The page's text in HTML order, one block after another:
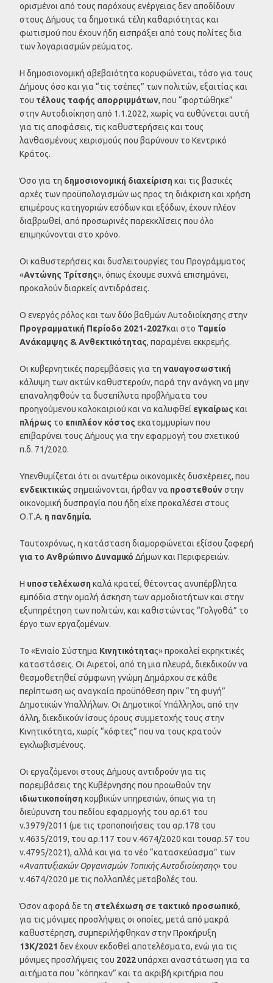
ορισμένοι από τους παρόχους ενέργειας δεν αποδίδουν
στους Δήμους τα δημοτικά τέλη καθαριότητας και
φωτισμού που έχουν ήδη εισπράξει από τους πολίτες δια
των λογαριασμών ρεύματος.
Η δημοσιονομική αβεβαιότητα κορυφώνεται, τόσο για τους
Δήμους όσο και για “τις τσέπες” των πολιτών, εξαιτίας και
του τέλους ταφής απορριμμάτων, που “φορτώθηκε”
στην Αυτοδιοίκηση από 1.1.2022, χωρίς να ευθύνεται αυτή
για τις αποφάσεις, τις καθυστερήσεις και τους
λανθασμένους χειρισμούς που βαρύνουν το Κεντρικό
Κράτος.
Όσο για τη δημοσιονομική διαχείριση και τις βασικές
αρχές των προϋπολογισμών ως προς τη διάκριση και χρήση
επιμέρους κατηγοριών εσόδων και εξόδων, έχουν πλέον
διαβρωθεί, από προσωρινές παρεκκλίσεις που όλο
επιμηκύνονται στο χρόνο.
Οι καθυστερήσεις και δυσλειτουργίες του Προγράμματος
«Αντώνης Τρίτσης», όπως έχουμε συχνά επισημάνει,
προκαλούν διαρκείς αντιδράσεις.
Ο ενεργός ρόλος και των δύο βαθμών Αυτοδιοίκησης στην
Προγραμματική Περίοδο 2021-2027και στο Ταμείο
Ανάκαμψης & Ανθεκτικότητας, παραμένει εκκρεμής.
Οι κυβερνητικές παρεμβάσεις για τη ναυαγοσωστική
κάλυψη των ακτών καθυστερούν, παρά την ανάγκη να μην
επαναληφθούν τα δυσεπίλυτα προβλήματα του
προηγούμενου καλοκαιριού και να καλυφθεί εγκαίρως και
πλήρως το επιπλέον κόστος εκατομμυρίων που
επιβαρύνει τους Δήμους για την εφαρμογή του σχετικού
π.δ. 71/2020.
Υπενθυμίζεται ότι οι ανωτέρω οικονομικές δυσχέρειες, που
ενδεικτικώς σημειώνονται, ήρθαν να προστεθούνστην
οικονομική δυσπραγία που ήδη είχε προκαλέσει στους
Ο.Τ.Α. η πανδημία.
Ταυτοχρόνως, η κατάσταση διαμορφώνεται εξίσου ζοφερή
για το Ανθρώπινο Δυναμικό Δήμων και Περιφερειών.
Η υποστελέχωση καλά κρατεί, θέτοντας ανυπέρβλητα
εμπόδια στην ομαλή άσκηση των αρμοδιοτήτων και στην
εξυπηρέτηση των πολιτών, και καθιστώντας “Γολγοθά” το
έργο των εργαζομένων.
Το «Ενιαίο Σύστημα Κινητικότητας» προκαλεί εκρηκτικές
καταστάσεις. Οι Αιρετοί, από τη μια πλευρά, διεκδικούν να
θεσμοθετηθεί σύμφωνη γνώμη Δημάρχου σε κάθε
περίπτωση ως αναγκαία προϋπόθεση πριν “τη φυγή”
Δημοτικών Υπαλλήλων. Οι Δημοτικοί Υπάλληλοι, από την
άλλη, διεκδικούν ίσους όρους συμμετοχής τους στην
Κινητικότητα, χωρίς “κόφτες” που να τους κρατούν
εγκλωβισμένους.
Οι εργαζόμενοι στους Δήμους αντιδρούν για τις
παρεμβάσεις της Κυβέρνησης που προωθούν την
ιδιωτικοποίηση κομβικών υπηρεσιών, όπως για τη
διεύρυνση του πεδίου εφαρμογής του αρ.61 του
ν.3979/2011 (με τις τροποποιήσεις του αρ.178 του
ν.4635/2019, του αρ.117 του ν.4674/2020 και τουαρ.57 του
ν.4795/2021), αλλά και για το νέο “κατασκεύασμα” των
«Αναπτυξιακών Οργανισμών Τοπικής Αυτοδιοίκησης» του
ν.4674/2020 με τις πολλαπλές μεταβολές του.
Όσον αφορά δε τη στελέχωση σε τακτικό προσωπικό,
για τις μόνιμες προσλήψεις οι οποίες, μετά από μακρά
καθυστέρηση, συμπεριλήφθηκαν στην Προκήρυξη
13K/2021 δεν έχουν εκδοθεί αποτελέσματα, ενώ για τις
μόνιμες προσλήψεις του 2022υπάρχει αναστάτωση για τα
αιτήματα που “κόπηκαν” και τα ακριβή κριτήρια που